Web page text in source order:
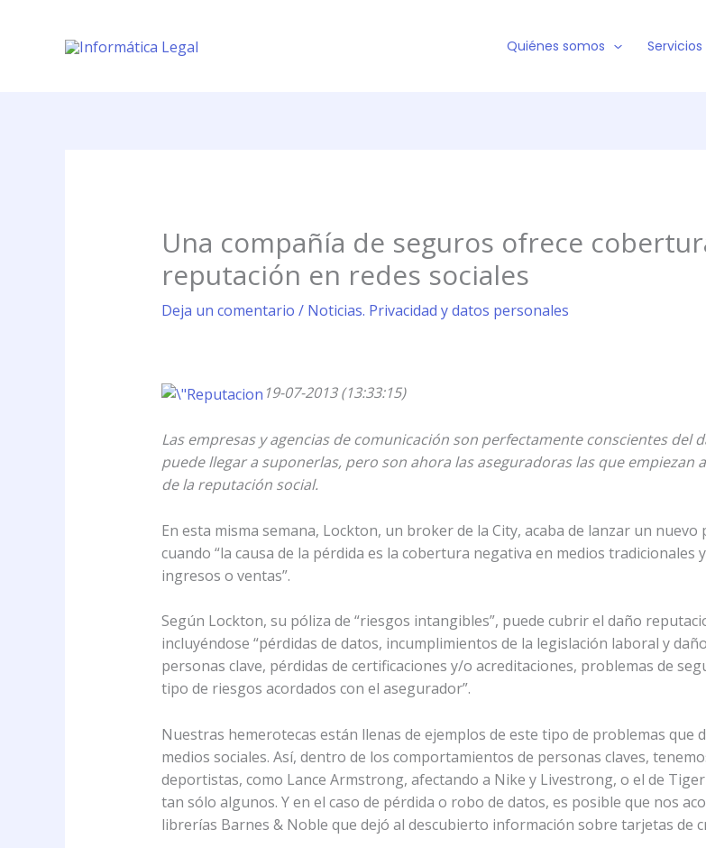
contenido
Quiénes somos
Una compañía de seguros ofrece
reputación en redes sociales
Deja un comentario / Noticias. Privacidad y datos personales
19-07-2013 (13:33:15)
Las empresas y agencias de comunicación son perfectamente conscientes del
puede llegar a suponerlas, pero son ahora las aseguradoras las que
de la reputación social.
En esta misma semana, Lockton, un broker de la City, acaba de lanzar un
cuando “la causa de la pérdida es la cobertura negativa en medios
ingresos o ventas”.
Según Lockton, su póliza de “riesgos intangibles”, puede cubrir el daño
incluyéndose “pérdidas de datos, incumplimientos de la legislación laboral y
personas clave, pérdidas de certificaciones y/o acreditaciones, problemas de
tipo de riesgos acordados con el asegurador”.
Nuestras hemerotecas están llenas de ejemplos de este tipo de problemas que
medios sociales. Así, dentro de los comportamientos de personas claves,
deportistas, como Lance Armstrong, afectando a Nike y Livestrong, o el de
tan sólo algunos. Y en el caso de pérdida o robo de datos, es posible que nos
librerías Barnes & Noble que dejó al descubierto información sobre tarjetas de